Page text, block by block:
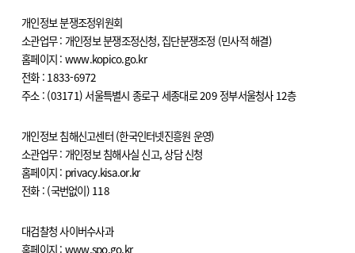
개인정보 분쟁조정위원회
소관업무 : 개인정보 분쟁조정신청, 집단분쟁조정 (민사적 해결)
홈페이지 : www.kopico.go.kr
전화 : 1833-6972
주소 : (03171) 서울특별시 종로구 세종대로 209 정부서울청사 12층
개인정보 침해신고센터 (한국인터넷진흥원 운영)
소관업무 : 개인정보 침해사실 신고, 상담 신청
홈페이지 : privacy.kisa.or.kr
전화 : (국번없이) 118
대검찰청 사이버수사과
홈페이지 : www.spo.go.kr